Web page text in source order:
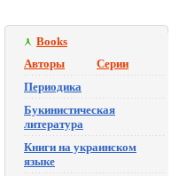
Books
Авторы
Серии
Периодика
Букинистическая
литература
Книги на украинском
языке